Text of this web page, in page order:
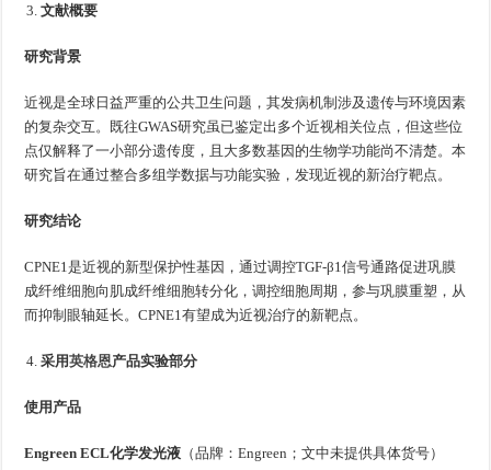
文献概要
研究背景
近视是全球日益严重的公共卫生问题，其发病机制涉及遗传与环境因素
的复杂交互。既往GWAS研究虽已鉴定出多个近视相关位点，但这些位
点仅解释了一小部分遗传度，且大多数基因的生物学功能尚不清楚。本
研究旨在通过整合多组学数据与功能实验，发现近视的新治疗靶点。
研究结论
CPNE1是近视的新型保护性基因，通过调控TGF-β1信号通路促进巩膜
成纤维细胞向肌成纤维细胞转分化，调控细胞周期，参与巩膜重塑，从
而抑制眼轴延长。CPNE1有望成为近视治疗的新靶点。
采用英格恩产品实验部分
使用产品
Engreen ECL化学发光液 （品牌：Engreen；文中未提供具体货号）